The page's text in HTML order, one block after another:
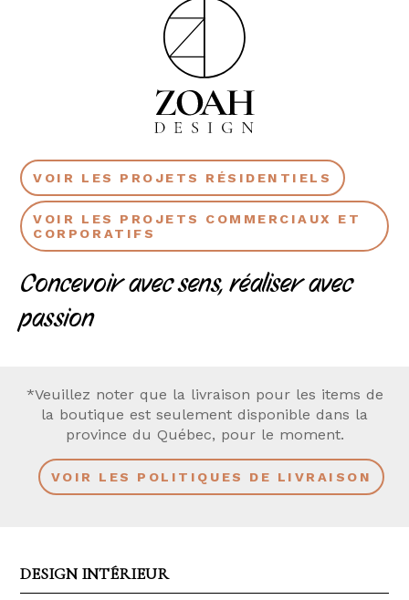
VOIR LES PROJETS RÉSIDENTIELS
VOIR LES PROJETS COMMERCIAUX ET
CORPORATIFS
Concevoir avec sens, réaliser avec
passion
*Veuillez noter que la livraison pour les items de
la boutique est seulement disponible dans la
province du Québec, pour le moment.
VOIR LES POLITIQUES DE LIVRAISON
DESIGN INTÉRIEUR